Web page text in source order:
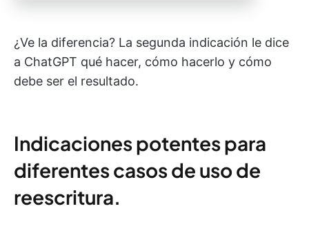
¿Ve la diferencia? La segunda indicación le dice
a ChatGPT qué hacer, cómo hacerlo y cómo
debe ser el resultado.
Indicaciones potentes para
diferentes casos de uso de
reescritura.